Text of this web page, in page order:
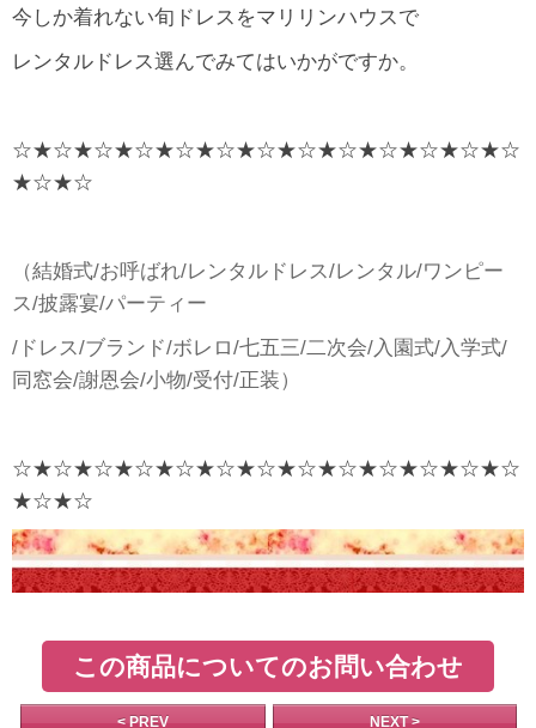
今しか着れない旬ドレスをマリリンハウスで
レンタルドレス選んでみてはいかがですか。
☆★☆★☆★☆★☆★☆★☆★☆★☆★☆★☆★☆★☆
★☆★☆
（結婚式/お呼ばれ/レンタルドレス/レンタル/ワンピー
ス/披露宴/パーティー
/ドレス/ブランド/ボレロ/七五三/二次会/入園式/入学式/
同窓会/謝恩会/小物/受付/正装）
☆★☆★☆★☆★☆★☆★☆★☆★☆★☆★☆★☆★☆
★☆★☆
この商品についてのお問い合わせ
< PREV NEXT >